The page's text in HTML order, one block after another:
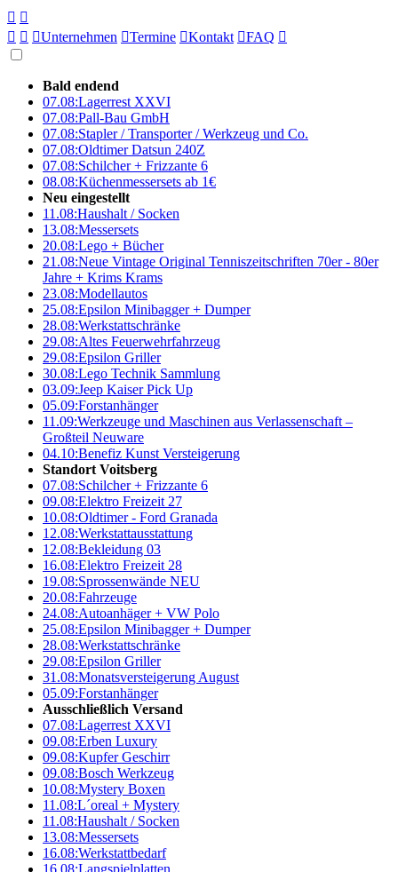
 
  Unternehmen Termine Kontakt FAQ 
Bald endend
07.08:Lagerrest XXVI
07.08:Pall-Bau GmbH
07.08:Stapler / Transporter / Werkzeug und Co.
07.08:Oldtimer Datsun 240Z
07.08:Schilcher + Frizzante 6
08.08:Küchenmessersets ab 1€
Neu eingestellt
11.08:Haushalt / Socken
13.08:Messersets
20.08:Lego + Bücher
21.08:Neue Vintage Original Tenniszeitschriften 70er - 80er
Jahre + Krims Krams
23.08:Modellautos
25.08:Epsilon Minibagger + Dumper
28.08:Werkstattschränke
29.08:Altes Feuerwehrfahrzeug
29.08:Epsilon Griller
30.08:Lego Technik Sammlung
03.09:Jeep Kaiser Pick Up
05.09:Forstanhänger
11.09:Werkzeuge und Maschinen aus Verlassenschaft –
Großteil Neuware
04.10:Benefiz Kunst Versteigerung
Standort Voitsberg
07.08:Schilcher + Frizzante 6
09.08:Elektro Freizeit 27
10.08:Oldtimer - Ford Granada
12.08:Werkstattausstattung
12.08:Bekleidung 03
16.08:Elektro Freizeit 28
19.08:Sprossenwände NEU
20.08:Fahrzeuge
24.08:Autoanhäger + VW Polo
25.08:Epsilon Minibagger + Dumper
28.08:Werkstattschränke
29.08:Epsilon Griller
31.08:Monatsversteigerung August
05.09:Forstanhänger
Ausschließlich Versand
07.08:Lagerrest XXVI
09.08:Erben Luxury
09.08:Kupfer Geschirr
09.08:Bosch Werkzeug
10.08:Mystery Boxen
11.08:L´oreal + Mystery
11.08:Haushalt / Socken
13.08:Messersets
16.08:Werkstattbedarf
16.08:Langspielplatten